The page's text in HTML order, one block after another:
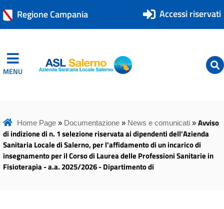
Regione Campania Accessi riservati
MENU ASL Salerno
ASL Salerno
Home Page» Documentazione» News e comunicati» Avviso
di indizione di n. 1 selezione riservata ai dipendenti dell'Azienda
Sanitaria Locale di Salerno, per l'affidamento di un incarico di
insegnamento per il Corso di Laurea delle Professioni Sanitarie in
Fisioterapia - a.a. 2025/2026 - Dipartimento di